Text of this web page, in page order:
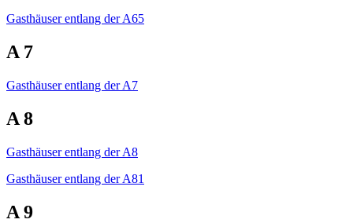
Gasthäuser entlang der A65
A 7
Gasthäuser entlang der A7
A 8
Gasthäuser entlang der A8
Gasthäuser entlang der A81
A 9